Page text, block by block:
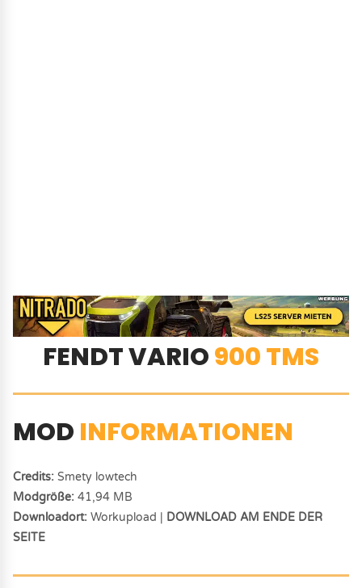
FENDT VARIO900 TMS
MOD INFORMATIONEN
Credits: Smety lowtech
Modgröße: 41,94 MB
Downloadort: Workupload | DOWNLOAD AM ENDE DER
SEITE